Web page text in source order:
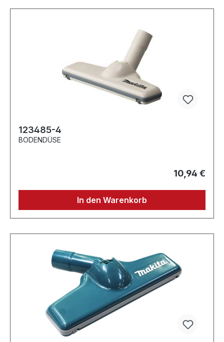
123485-4
BODENDÜSE
10,94 €
In den Warenkorb